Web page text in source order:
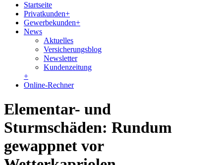
Startseite
Privatkunden+
Gewerbekunden+
News
Aktuelles
Versicherungsblog
Newsletter
Kundenzeitung
+
Online-Rechner
Elementar- und
Sturmschäden: Rundum
gewappnet vor